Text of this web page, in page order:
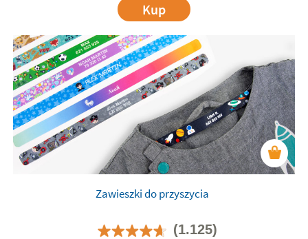
Kup
Zawieszki do przyszycia
(1.125)